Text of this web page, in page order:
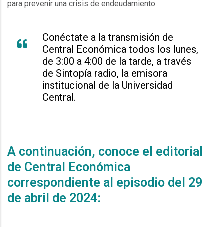
para prevenir una crisis de endeudamiento.
Conéctate a la transmisión de
Central Económica todos los lunes,
de 3:00 a 4:00 de la tarde, a través
de Sintopía radio, la emisora
institucional de la Universidad
Central.
A continuación, conoce el editorial
de Central Económica
correspondiente al episodio del 29
de abril de 2024: